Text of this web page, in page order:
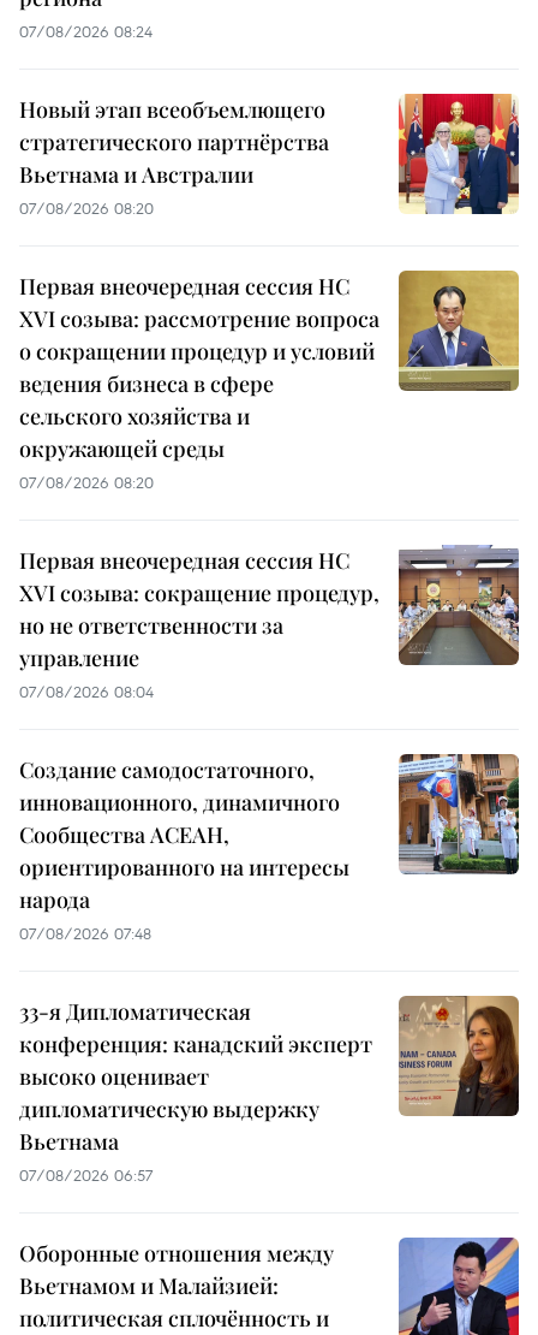
07/08/2026 08:24
Новый этап всеобъемлющего
стратегического партнёрства
Вьетнама и Австралии
07/08/2026 08:20
Первая внеочередная сессия НС
XVI созыва: рассмотрение вопроса
о сокращении процедур и условий
ведения бизнеса в сфере
сельского хозяйства и
окружающей среды
07/08/2026 08:20
Первая внеочередная сессия НС
XVI созыва: сокращение процедур,
но не ответственности за
управление
07/08/2026 08:04
Создание самодостаточного,
инновационного, динамичного
Сообщества АСЕАН,
ориентированного на интересы
народа
07/08/2026 07:48
33-я Дипломатическая
конференция: канадский эксперт
высоко оценивает
дипломатическую выдержку
Вьетнама
07/08/2026 06:57
Оборонные отношения между
Вьетнамом и Малайзией:
политическая сплочённость и